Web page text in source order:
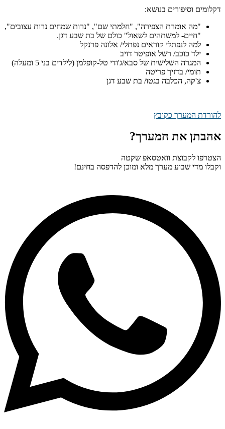
דקלומים וסיפורים בנושא:
"מה אומרת הצפירה", "חלמתי שם", "נרות שמחים נרות עצובים",
"חיים- למשתהים לשאול" כולם של בת שבע דגן.
למה לנפתלי קוראים נפתלי/ אלונה פרנקל
ילד כוכב/ רשל אופיטר דויב
המגרה השלישית של סבא/ג'ודי טל-קופלמן (לילדים בני 5 ומעלה)
תומי/ בדזיך פריטה
צ'קה, הכלבה בגטו/ בת שבע דגן
להורדת המערך כקובץ
אהבתן את המערך?
הצטרפו לקבוצת וואטסאפ שקטה
וקבלו מדי שבוע מערך מלא ומוכן להדפסה בחינם!